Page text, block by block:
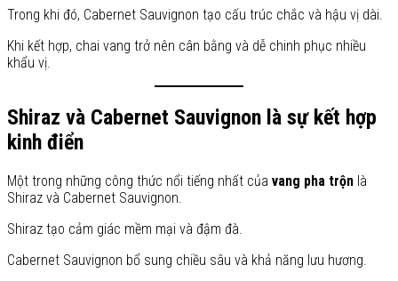
Trong khi đó, Cabernet Sauvignon tạo cấu trúc chắc và hậu vị dài.
Khi kết hợp, chai vang trở nên cân bằng và dễ chinh phục nhiều
khẩu vị.
Shiraz và Cabernet Sauvignon là sự kết hợp
kinh điển
Một trong những công thức nổi tiếng nhất của vang pha trộn là
Shiraz và Cabernet Sauvignon.
Shiraz tạo cảm giác mềm mại và đậm đà.
Cabernet Sauvignon bổ sung chiều sâu và khả năng lưu hương.